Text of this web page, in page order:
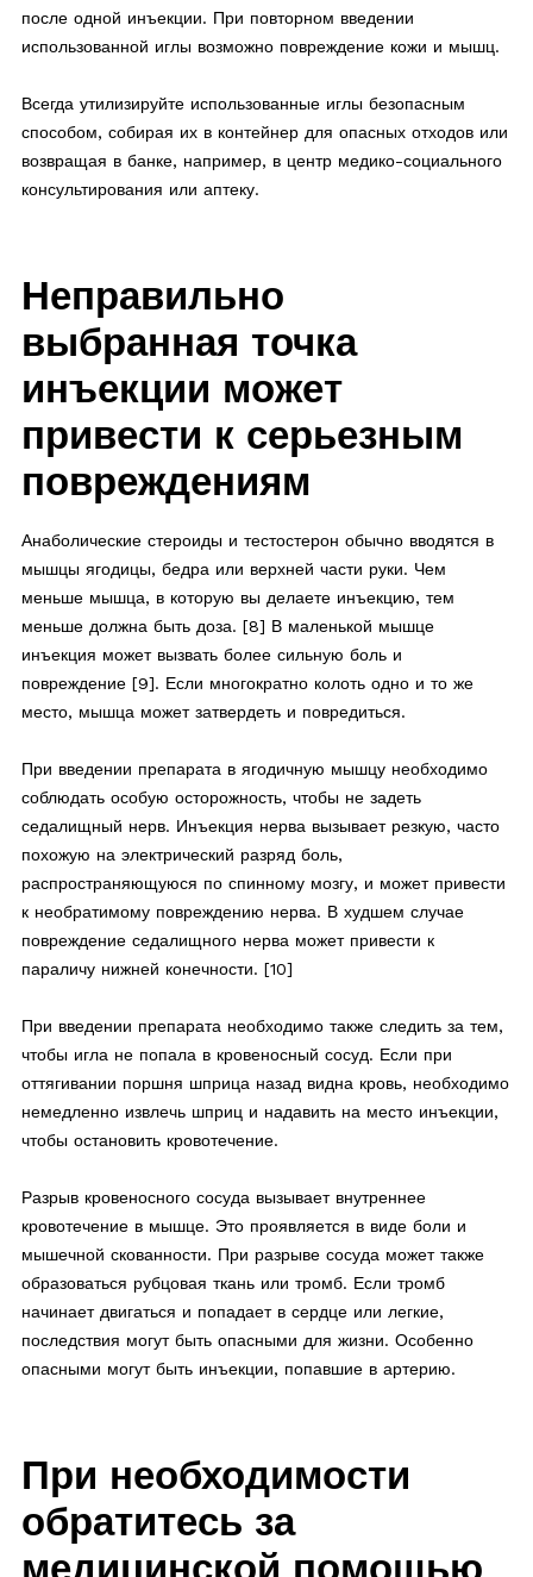
после одной инъекции. При повторном введении
использованной иглы возможно повреждение кожи и мышц.
Всегда утилизируйте использованные иглы безопасным
способом, собирая их в контейнер для опасных отходов или
возвращая в банке, например, в центр медико-социального
консультирования или аптеку.
Неправильно
выбранная точка
инъекции может
привести к серьезным
повреждениям
Анаболические стероиды и тестостерон обычно вводятся в
мышцы ягодицы, бедра или верхней части руки. Чем
меньше мышца, в которую вы делаете инъекцию, тем
меньше должна быть доза. [8] В маленькой мышце
инъекция может вызвать более сильную боль и
повреждение [9]. Если многократно колоть одно и то же
место, мышца может затвердеть и повредиться.
При введении препарата в ягодичную мышцу необходимо
соблюдать особую осторожность, чтобы не задеть
седалищный нерв. Инъекция нерва вызывает резкую, часто
похожую на электрический разряд боль,
распространяющуюся по спинному мозгу, и может привести
к необратимому повреждению нерва. В худшем случае
повреждение седалищного нерва может привести к
параличу нижней конечности. [10]
При введении препарата необходимо также следить за тем,
чтобы игла не попала в кровеносный сосуд. Если при
оттягивании поршня шприца назад видна кровь, необходимо
немедленно извлечь шприц и надавить на место инъекции,
чтобы остановить кровотечение.
Разрыв кровеносного сосуда вызывает внутреннее
кровотечение в мышце. Это проявляется в виде боли и
мышечной скованности. При разрыве сосуда может также
образоваться рубцовая ткань или тромб. Если тромб
начинает двигаться и попадает в сердце или легкие,
последствия могут быть опасными для жизни. Особенно
опасными могут быть инъекции, попавшие в артерию.
При необходимости
обратитесь за